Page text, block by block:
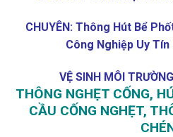
CHUYÊN: Thông Hút Bể
Công Nghiệp Uy
VỆ SINH MÔI
THÔNG NGHẸT CỐNG,
CẦU CỐNG NGHẸT,